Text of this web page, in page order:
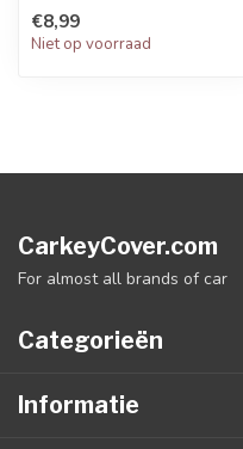
€8,99
Niet op voorraad
CarkeyCover.com
For almost all brands of car
Categorieën
Informatie